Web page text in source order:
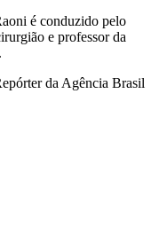
é conduzido pelo
e professor da
da Agência Brasil